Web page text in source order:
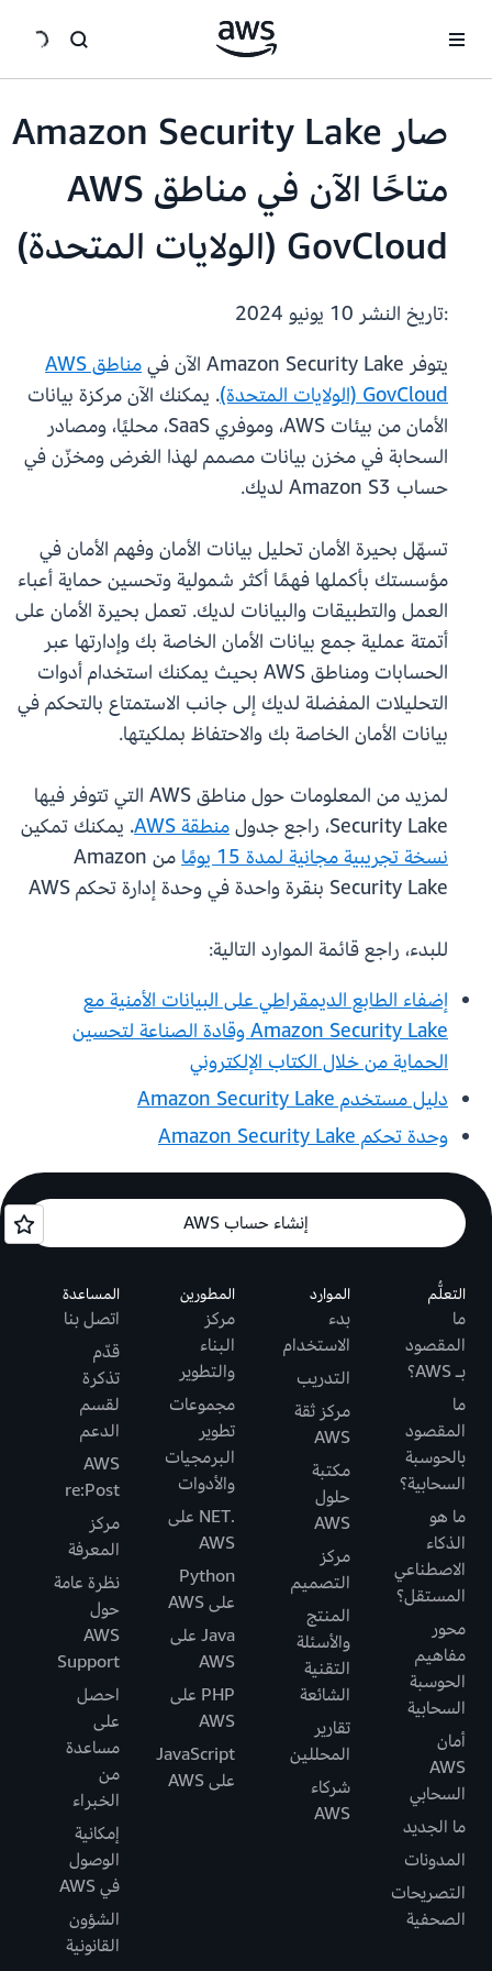
صار Amazon Security Lake
متاحًا الآن في مناطق AWS
GovCloud (الولايات المتحدة)
:تاريخ النشر
يتوفر Amazon Security Lake الآن في
مناطق AWS
GovCloud (الولايات المتحدة)
. يمكنك الآن مركزة بيانات
الأمان من بيئات AWS، وموفري SaaS، محليًا، ومصادر
السحابة في مخزن بيانات مصمم لهذا الغرض ومخزّن في
حساب Amazon S3 لديك.
تسهّل بحيرة الأمان تحليل بيانات الأمان وفهم الأمان في
مؤسستك بأكملها فهمًا أكثر شمولية وتحسين حماية أعباء
العمل والتطبيقات والبيانات لديك. تعمل بحيرة الأمان على
أتمتة عملية جمع بيانات الأمان الخاصة بك وإدارتها عبر
الحسابات ومناطق AWS بحيث يمكنك استخدام أدوات
التحليلات المفضلة لديك إلى جانب الاستمتاع بالتحكم في
بيانات الأمان الخاصة بك والاحتفاظ بملكيتها.
لمزيد من المعلومات حول مناطق AWS التي تتوفر فيها
Security Lake، راجع جدول
منطقة AWS
. يمكنك تمكين
نسخة تجريبية مجانية لمدة 15 يومًا
من Amazon
Security Lake بنقرة واحدة في وحدة إدارة تحكم AWS
للبدء، راجع قائمة الموارد التالية:
إضفاء الطابع الديمقراطي على البيانات الأمنية مع
Amazon Security Lake وقادة الصناعة لتحسين
الحماية من خلال الكتاب الإلكتروني
دليل مستخدم Amazon Security Lake
وحدة تحكم Amazon Security Lake
إنشاء حساب AWS
التعلُّم
ما
المقصود
بـ AWS؟
ما
المقصود
بالحوسبة
السحابية؟
ما هو
الذكاء
الاصطناعي
المستقل؟
محور
مفاهيم
الحوسبة
السحابية
أمان
AWS
السحابي
ما الجديد
المدونات
التصريحات
الصحفية
الموارد
بدء
الاستخدام
التدريب
مركز ثقة
AWS
مكتبة
حلول
AWS
مركز
التصميم
المنتج
والأسئلة
التقنية
الشائعة
تقارير
المحللين
شركاء
AWS
المطورين
مركز
البناء
والتطوير
مجموعات
تطوير
البرمجيات
والأدوات
.NET على
AWS
Python
على AWS
Java على
AWS
PHP على
AWS
JavaScript
على AWS
المساعدة
اتصل بنا
قدّم
تذكرة
لقسم
الدعم
AWS
re:Post
مركز
المعرفة
نظرة عامة
حول
AWS
Support
احصل
على
مساعدة
من
الخبراء
إمكانية
الوصول
في AWS
الشؤون
القانونية